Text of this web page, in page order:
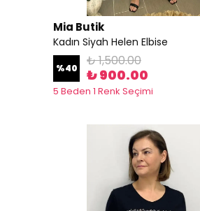
Mia Butik
Kadın Siyah Helen Elbise
%40 ₺ 1,500.00
₺ 900.00
5 Beden 1 Renk Seçimi